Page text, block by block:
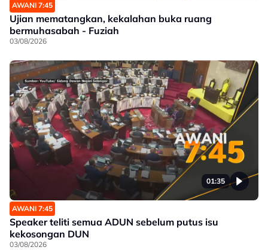
AWANI 7:45
Ujian mematangkan, kekalahan buka ruang
bermuhasabah - Fuziah
03/08/2026
01:35
AWANI 7:45
Speaker teliti semua ADUN sebelum putus isu
kekosongan DUN
03/08/2026